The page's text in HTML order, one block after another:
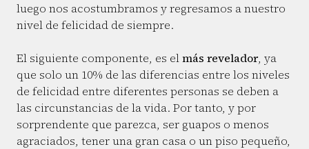
luego nos acostumbramos y regresamos a nuestro
nivel de felicidad de siempre.
El siguiente componente, es elmás revelador, ya
que solo un 10% de las diferencias entre los niveles
de felicidad entre diferentes personas se deben a
las circunstancias de la vida. Por tanto, y por
sorprendente que parezca, ser guapos o menos
agraciados, tener una gran casa o un piso pequeño,